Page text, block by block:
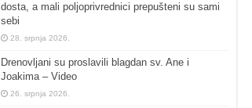
dosta, a mali poljoprivrednici prepušteni su sami
sebi
28. srpnja 2026.
Drenovljani su proslavili blagdan sv. Ane i
Joakima – Video
26. srpnja 2026.